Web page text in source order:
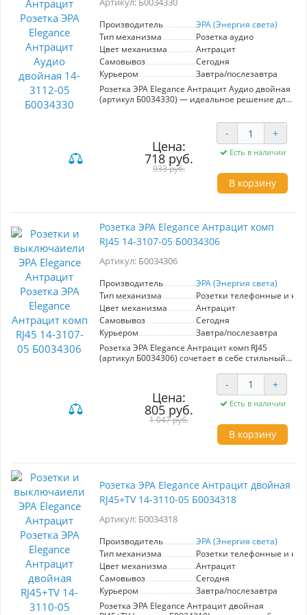
Производитель
ЭРА (Энергия света)
Тип механизма
Розетка аудио
Цвет механизма
Антрацит
Самовывоз
Сегодня
Курьером
Завтра/послезавтра
Розетка ЭРА Elegance Антрацит Аудио двойная
(артикул Б0034330) — идеальное решение для
интерьера. Изготовленная из качественных
материалов, она обеспечивает надежное
соединение для аудиоустройств, гарантируя
высокое качество звука. Элегантный
антрацитовый цвет легко впишется в любой
интерьер, добавляя современный акцент.
Двойная конструкция позволяет подключать
несколько устройств одновременно, что
и практичность. Простота монтажа и высокая
степень защиты делают эту розетку надежным
выбором для дома или офиса. Выберите ЭРА
Elegance для удобного и эстетичного решения
Цена:
718 руб.
933 руб.
- +
Есть в наличии
В корзину
Розетка ЭРА Elegance Антрацит комп
RJ45 14-3107-05 Б0034306
Артикул: Б0034306
Производитель
ЭРА (Энергия света)
Тип механизма
Розетки телефонные и
Цвет механизма
Антрацит
Самовывоз
Сегодня
Курьером
Завтра/послезавтра
Розетка ЭРА Elegance Антрацит комп RJ45
(артикул Б0034306) сочетает в себе стильный
Идеально подходит для современных
интерьеров, она выполнена в элегантном
антрацитовом цвете, который легко
вписывается в любые решения по
оформлению. Комплект RJ45 обеспечивает
надежное подключение к сети, что делает её
отличным выбором для офисов и домашних
быстра, а её качество соответствует самым
долговечность гарантируют комфортное
использование на протяжении долгого
времени.
Цена:
805 руб.
1 047 руб.
- +
Есть в наличии
В корзину
Розетка ЭРА Elegance Антрацит двойная
RJ45+TV 14-3110-05 Б0034318
Артикул: Б0034318
Производитель
ЭРА (Энергия света)
Тип механизма
Розетки телефонные и
Цвет механизма
Антрацит
Самовывоз
Сегодня
Курьером
Завтра/послезавтра
Розетка ЭРА Elegance Антрацит двойная